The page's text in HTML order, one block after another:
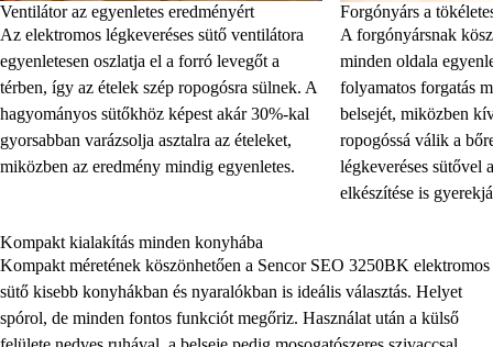
Ventilátor az egyenletes eredményért
Az elektromos légkeveréses sütő ventilátora
egyenletesen oszlatja el a forró levegőt a
térben, így az ételek szép ropogósra sülnek. A
hagyományos sütőkhöz képest akár 30%-kal
gyorsabban varázsolja asztalra az ételeket,
miközben az eredmény mindig egyenletes.
Forgónyárs a
A forgónyársnak
minden oldala
folyamatos forgatás
belsejét, miközben
ropogóssá válik a
légkeveréses sütővel
elkészítése is
Kompakt kialakítás minden konyhába
Kompakt méretének köszönhetően a Sencor SEO 3250BK elektromos
sütő kisebb konyhákban és nyaralókban is ideális választás. Helyet
spórol, de minden fontos funkciót megőriz. Használat után a külső